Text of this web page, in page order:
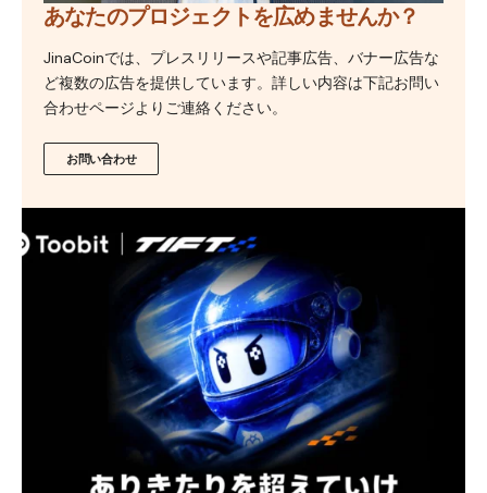
あなたのプロジェクトを広めませんか？
JinaCoinでは、プレスリリースや記事広告、バナー広告な
ど複数の広告を提供しています。詳しい内容は下記お問い
合わせページよりご連絡ください。
お問い合わせ